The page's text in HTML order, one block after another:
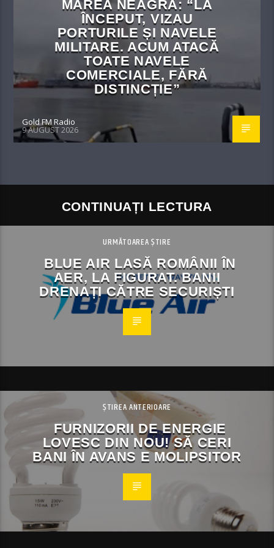
MAREA NEAGRĂ: “LA
ÎNCEPUT, VIZAU
PORTURILE ȘI NAVELE
MILITARE. ACUM ATACĂ
TOATE NAVELE
COMERCIALE, FĂRĂ
DISTINCȚIE”
Gold FM Radio
9 AUGUST 2026
CONTINUAȚI LECTURA
URMĂTOAREA ȘTIRE
BLUE AIR LASĂ ROMÂNII ÎN
AER, LA FIGURAT. BANII
DRENAȚI CĂTRE SECURIȘTI
ȘTIREA ANTERIOARE
FURNIZORII DE ENERGIE
LOVESC DIN NOU! SĂ CERI
BANI ÎN AVANS E MOLIPSITOR